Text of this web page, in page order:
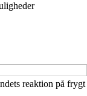
reaktion på frygt